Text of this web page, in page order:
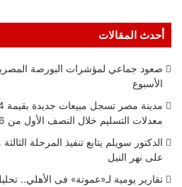
أحدث المقالات
صعود جماعي لمؤشرات البورصة
الأسبوع
معدلات التسليم خلال النصف الأول من 2026
الدكتور سويلم يتابع تنفيذ المرحلة
على نهر النيل
تقارير يومية لـ«عموتة» فى الأهلي..